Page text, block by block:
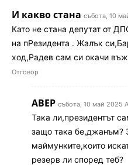
И какво стана събота, 10
Като не стана депутат от
на пРезидента . Жалък
ход,Радев сам си окачи
Отговор
АВЕР събота, 10 май 2025
Така ли,президентът
защо така бе,джанъм?
маймунките,които
резерв ли според теб?